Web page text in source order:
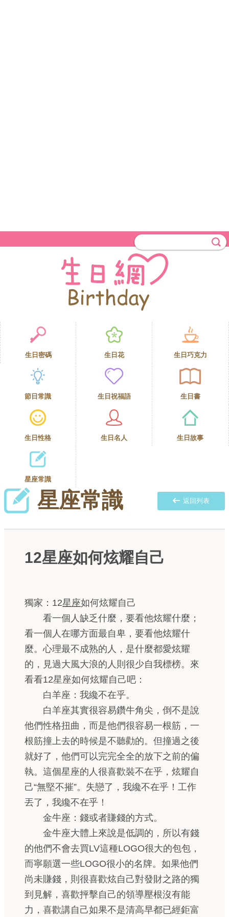
生日密碼 生日花 生日巧克力
節日常識 生日祝福語 生日書
生日性格 生日名人 生日故事
星座常識
星座常識 返回列表
12星座如何炫耀自己
獨家：12星座如何炫耀自己
看一個人缺乏什麼，要看他炫耀什麼；
看一個人在哪方面最自卑，要看他炫耀什
麼。心理最不成熟的人，是什麼都愛炫耀
的，見過大風大浪的人則很少自我標榜。來
看看12星座如何炫耀自己吧：
白羊座：我纔不在乎。
白羊座其實很容易鑽牛角尖，倒不是說
他們性格扭曲，而是他們很容易一根筋，一
根筋撞上去的時候是不聽勸的。但撞過之後
就好了，他們可以完完全全的放下之前的偏
執。這個星座的人很喜歡裝不在乎，炫耀自
己“無堅不摧”。失戀了，我纔不在乎！工作
丟了，我纔不在乎！
金牛座：錢或者賺錢的方式。
金牛座大體上來說是低調的，所以有錢
的他們不會去買LV這種LOGO很大的包包，
而寧願選一些LOGO很小的名牌。如果他們
尚未賺錢，則很喜歡炫自己對發財之路的獨
到見解，喜歡抨擊自己的領導壓根沒有能
力，喜歡講自己如果不是清高早都已經鉅富